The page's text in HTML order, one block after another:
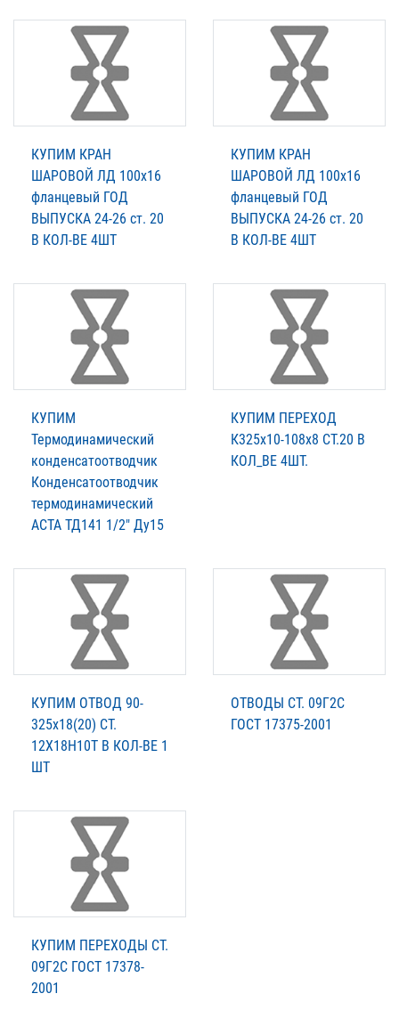
КУПИМ КРАН
ШАРОВОЙ ЛД 100х16
фланцевый ГОД
ВЫПУСКА 24-26 ст. 20
В КОЛ-ВЕ 4ШТ
КУПИМ КРАН
ШАРОВОЙ ЛД 100х16
фланцевый ГОД
ВЫПУСКА 24-26 ст. 20
В КОЛ-ВЕ 4ШТ
КУПИМ
Термодинамический
конденсатоотводчик
Конденсатоотводчик
термодинамический
АСТА ТД141 1/2″ Ду15
КУПИМ ПЕРЕХОД
К325х10-108х8 СТ.20 В
КОЛ_ВЕ 4ШТ.
КУПИМ ОТВОД 90-
325х18(20) СТ.
12Х18Н10Т В КОЛ-ВЕ 1
ШТ
ОТВОДЫ СТ. 09Г2С
ГОСТ 17375-2001
КУПИМ ПЕРЕХОДЫ СТ.
09Г2С ГОСТ 17378-
2001